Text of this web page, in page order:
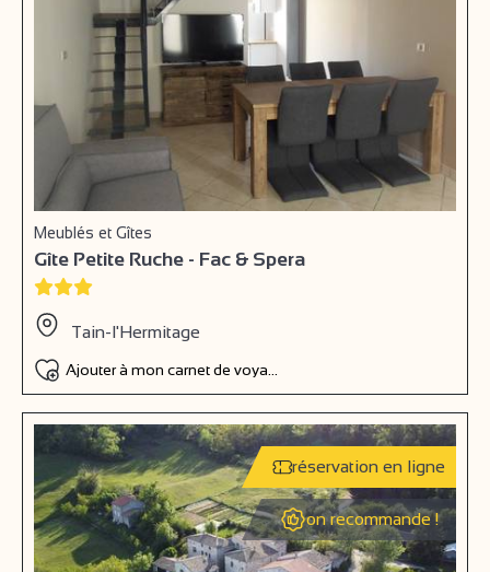
Meublés et Gîtes
Gîte Petite Ruche - Fac & Spera
Tain-l'Hermitage
Ajouter à mon carnet de voyage
réservation en ligne
on recommande !